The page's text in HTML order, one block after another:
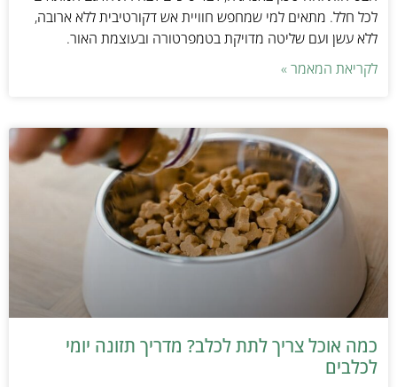
לכל חלל. מתאים למי שמחפש חוויית אש דקורטיבית ללא ארובה,
ללא עשן ועם שליטה מדויקת בטמפרטורה ובעוצמת האור.
לקריאת המאמר »
כמה אוכל צריך לתת לכלב? מדריך תזונה יומי
לכלבים